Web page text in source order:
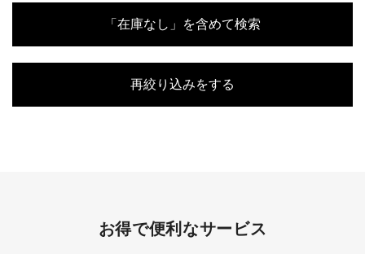
「在庫なし」を含めて検索
再絞り込みをする
お得で便利なサービス